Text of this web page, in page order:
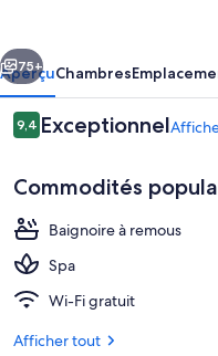
Spa
&
Yoga
Suivant
75+
AperçuChambres
Avis
9,49,4 sur 10 –
Exceptionnel
Commodités
Baignoire à remous
Spa
Wi-Fi gratuit
Afficher tout